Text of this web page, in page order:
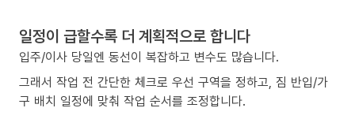
일정이 급할수록 더 계획적으로 합니다
입주/이사 당일엔 동선이 복잡하고 변수도 많습니다.
그래서 작업 전 간단한 체크로 우선 구역을 정하고, 짐 반입/가
구 배치 일정에 맞춰 작업 순서를 조정합니다.